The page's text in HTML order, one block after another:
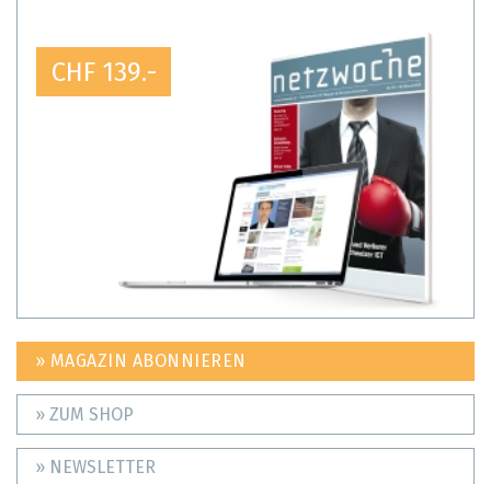
CHF 139.-
» MAGAZIN ABONNIEREN
» ZUM SHOP
» NEWSLETTER